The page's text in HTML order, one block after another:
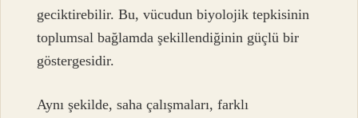
geciktirebilir. Bu, vücudun biyolojik tepkisinin
toplumsal bağlamda şekillendiğinin güçlü bir
göstergesidir.
Aynı şekilde, saha çalışmaları, farklı